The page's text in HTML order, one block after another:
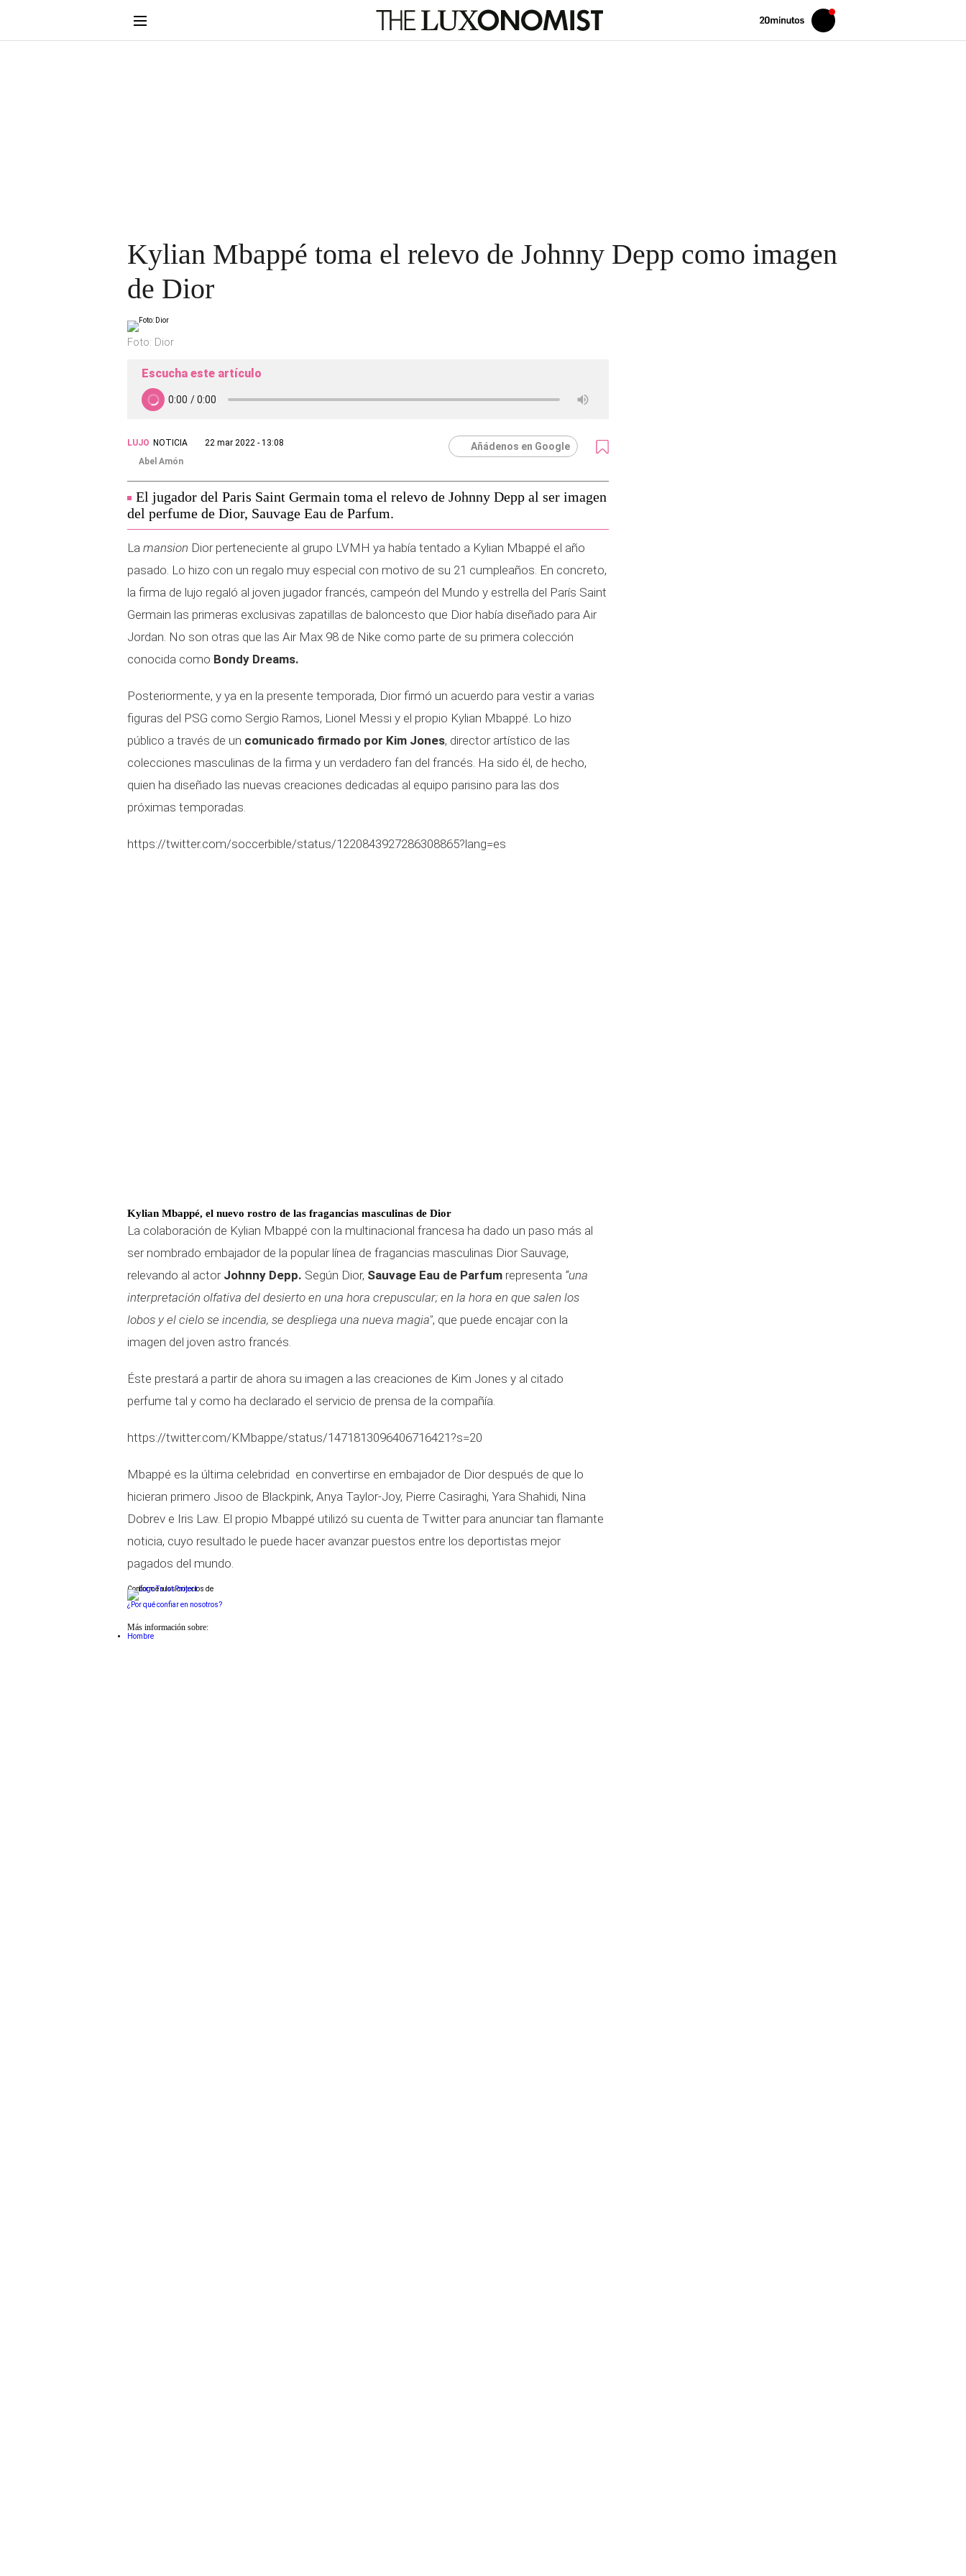
Volver
Iniciar
sesión
Kylian Mbappé toma el relevo de Johnny Depp como imagen
de Dior
Foto: Dior
Escucha este artículo
LUJO NOTICIA
22 mar 2022 - 13:08
Abel Amón
Añádenos en Google
El jugador del Paris Saint Germain toma el relevo de Johnny Depp al ser imagen
del perfume de Dior, Sauvage Eau de Parfum.
La mansion Dior perteneciente al grupo LVMH ya había tentado a Kylian Mbappé el año
pasado. Lo hizo con un regalo muy especial con motivo de su 21 cumpleaños. En concreto,
la firma de lujo regaló al joven jugador francés, campeón del Mundo y estrella del París Saint
Germain las primeras exclusivas zapatillas de baloncesto que Dior había diseñado para Air
Jordan. No son otras que las Air Max 98 de Nike como parte de su primera colección
conocida como Bondy Dreams.
Posteriormente, y ya en la presente temporada, Dior firmó un acuerdo para vestir a varias
figuras del PSG como Sergio Ramos, Lionel Messi y el propio Kylian Mbappé. Lo hizo
público a través de un comunicado firmado por Kim Jones, director artístico de las
colecciones masculinas de la firma y un verdadero fan del francés. Ha sido él, de hecho,
quien ha diseñado las nuevas creaciones dedicadas al equipo parisino para las dos
próximas temporadas.
https://twitter.com/soccerbible/status/1220843927286308865?lang=es
Kylian Mbappé, el nuevo rostro de las fragancias masculinas de Dior
La colaboración de Kylian Mbappé con la multinacional francesa ha dado un paso más al
ser nombrado embajador de la popular línea de fragancias masculinas Dior Sauvage,
relevando al actor Johnny Depp. Según Dior, Sauvage Eau de Parfum representa “una
interpretación olfativa del desierto en una hora crepuscular; en la hora en que salen los
lobos y el cielo se incendia, se despliega una nueva magia", que puede encajar con la
imagen del joven astro francés.
Éste prestará a partir de ahora su imagen a las creaciones de Kim Jones y al citado
perfume tal y como ha declarado el servicio de prensa de la compañía.
https://twitter.com/KMbappe/status/1471813096406716421?s=20
Mbappé es la última celebridad en convertirse en embajador de Dior después de que lo
hicieran primero Jisoo de Blackpink, Anya Taylor-Joy, Pierre Casiraghi, Yara Shahidi, Nina
Dobrev e Iris Law. El propio Mbappé utilizó su cuenta de Twitter para anunciar tan flamante
noticia, cuyo resultado le puede hacer avanzar puestos entre los deportistas mejor
pagados del mundo.
Conforme a los criterios de
¿Por qué confiar en nosotros?
Más información sobre:
Hombre